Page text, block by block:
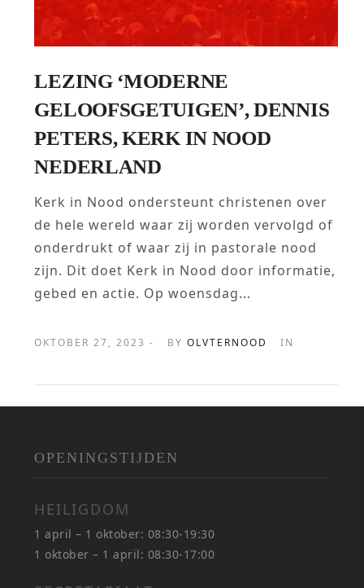
LEZING ‘MODERNE
GELOOFSGETUIGEN’, DENNIS
PETERS, KERK IN NOOD
NEDERLAND
Kerk in Nood ondersteunt christenen over
de hele wereld waar zij worden vervolgd of
onderdrukt of waar zij in pastorale nood
zijn. Dit doet Kerk in Nood door informatie,
gebed en actie. Op woensdag...
OKTOBER 27, 2023 - BYOLVTERNOOD IN
OPENINGSTIJDEN
HEILIGDOM
1 april – 1 oktober: 08:30-19:30
1 oktober – 1 april: 08:30-17:00